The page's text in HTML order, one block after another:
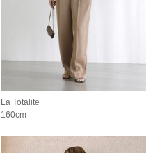
La Totalite
160cm